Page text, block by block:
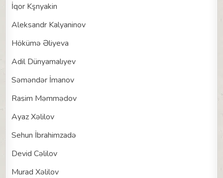
İqor Kşnyakin
Aleksandr Kalyaninov
Hökümə Əliyeva
Adil Dünyamalıyev
Səməndər İmanov
Rasim Məmmədov
Ayaz Xəlilov
Sehun İbrahimzadə
Devid Cəlilov
Murad Xəlilov